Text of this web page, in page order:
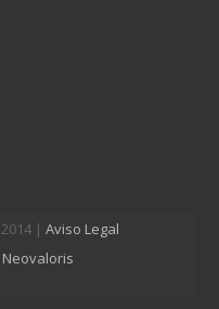
| Aviso Legal
Neovaloris